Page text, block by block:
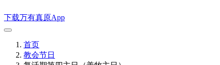
下载万有真原App
首页
教会节日